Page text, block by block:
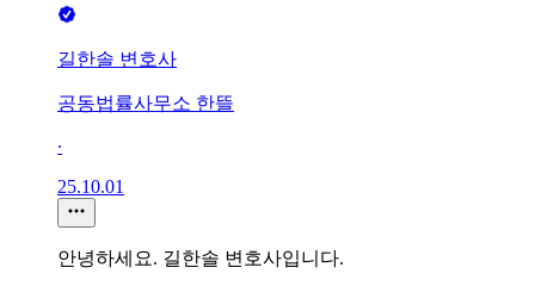
길한솔 변호사
공동법률사무소 한뜰
∙
25.10.01
안녕하세요. 길한솔 변호사입니다.